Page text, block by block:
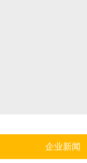
企业新闻